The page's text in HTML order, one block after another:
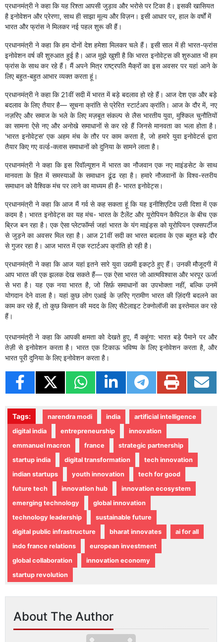
प्रधानमंत्री ने कहा कि यह रिश्ता आपसी जुड़ाव और भरोसे पर टिका है। इसकी खासियत
है इनोवेशन और प्रेरणा, साथ ही साझा मूल्य और विज़न। इसी आधार पर, हाल के वर्षों में
भारत और फ्रांस ने मिलकर नई पहल शुरू की हैं।
प्रधानमंत्री ने कहा कि हम दोनों देश हमेशा मिलकर चले हैं। इसी साल में ही भारत-फ्रांस
इनोवेशन वर्ष की शुरुआत हुई है। आज मुझे खुशी है कि भारत इनोवेट्स की शुरुआत भी हम
फ्रांस के साथ कर रहे हैं। मैं अपने मित्र राष्ट्रपति मैक्रों का इस अवसर पर यहां आने के
लिए बहुत-बहुत आभार व्यक्त करता हूं।
प्रधानमंत्री ने कहा कि 21वीं सदी में भारत में बड़े बदलाव हो रहे हैं। आज देश एक और बड़े
बदलाव के लिए तैयार है— सूचना क्रांति से प्रेरित स्टार्टअप क्रांति। आज के दौर में, नए
नज़रिए और समाज के भले के लिए मज़बूत संकल्प से लैस भारतीय युवा, मुश्किल चुनौतियों
का सामना ऐसे नए और अनोखे समाधानों से कर रहे हैं जिनसे मानवता का भला होता है।
'भारत इनोवेट्स' एक अहम मंच के तौर पर काम करता है, जो हमारे युवा इनोवेटर्स द्वारा
तैयार किए गए वर्ल्ड-क्लास समाधानों को दुनिया के सामने लाता है।
प्रधानमंत्री ने कहा कि इस रिवॉल्यूशन में भारत का नौजवान एक नए माइंडसेट के साथ
मानवता के हित में समस्याओं के समाधान ढूंढ रहा है। हमारे नौजवानों के विश्व-स्तरीय
समाधान को वैश्विक मंच पर लाने का माध्यम ही है- भारत इनोवेट्स।
प्रधानमंत्री ने कहा कि आज मैं गर्व से कह सकता हूं कि यह इनीशिएटिव उसी दिशा में एक
कदम है। भारत इनोवेट्स का यह मंच- भारत के टैलेंट और यूरोपियन कैपिटल के बीच एक
ब्रिज बन रहा है। एक ऐसा प्लेटफॉर्म्स जहां भारत के यंग माइंड्स को यूरोपियन एक्सपर्टीज
से जुड़ने का अवसर मिल रहा है। आज 21वीं सदी का भारत बदलाव के एक बहुत बड़े दौर
से गुजर रहा है। आज भारत में एक स्टार्टअप क्रांति हो रही है।
प्रधानमंत्री ने कहा कि आज यहां इतने सारे युवा उद्यमी इकट्ठे हुए हैं। उनकी मौजूदगी में
आप भारत की एक झलक देख सकते हैं— एक ऐसा भारत जो आत्मविश्वास और भरपूर ऊर्जा
से भरा है। यह एक नया भारत है, जो सिर्फ़ समाधानों का उपभोक्ता नहीं, बल्कि उनमें
योगदान देने वाला है। यहां कुछ लोग एआई के ज़रिए ग्रामीण भारत की ज़िंदगी बदलने का
काम कर रहे हैं, तो कुछ किसान की मदद के लिए सैटेलाइट टेक्नोलॉजी का इस्तेमाल कर रहे
हैं।
प्रधानमंत्री ने कहा कि आपकी क्षमता को देखते हुए, मैं कहूंगा: भारत बड़े पैमाने पर और
तेज़ी से इनोवेशन करता है। भारत एक टिकाऊ भविष्य के लिए इनोवेशन करता है, और
भारत पूरी दुनिया के लिए इनोवेशन करता है।
Tags: narendra modi india
artificial intelligence
digital india
entrepreneurship
innovation
emmanuel macron
france
strategic partnership
startup india
digital transformation
tech innovation
indian startups
youth innovation
tech for good
future tech
innovation hub
innovation ecosystem
emerging technology
global innovation
technology leadership
sustainable future
digital public infrastructure
bharat innovates
ai for all
indo france relations
european investment
global collaboration
innovation economy
startup revolution
About The Author